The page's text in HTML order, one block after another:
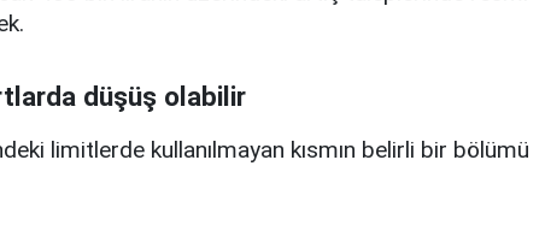
düşüş olabilir
limitlerde kullanılmayan kısmın belirli bir bölümü